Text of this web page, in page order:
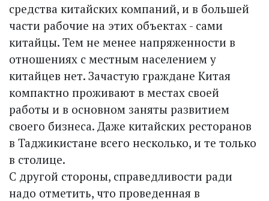
средства китайских компаний, и в большей
части рабочие на этих объектах - сами
китайцы. Тем не менее напряженности в
отношениях с местным населением у
китайцев нет. Зачастую граждане Китая
компактно проживают в местах своей
работы и в основном заняты развитием
своего бизнеса. Даже китайских ресторанов
в Таджикистане всего несколько, и те только
в столице.
С другой стороны, справедливости ради
надо отметить, что проведенная в